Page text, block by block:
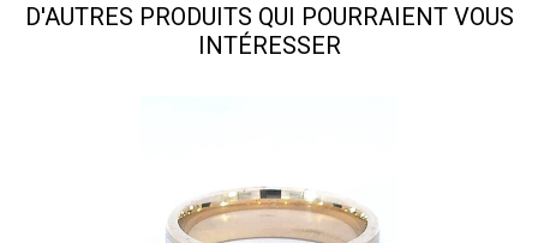
D'AUTRES PRODUITS QUI POURRAIENT VOUS
INTÉRESSER